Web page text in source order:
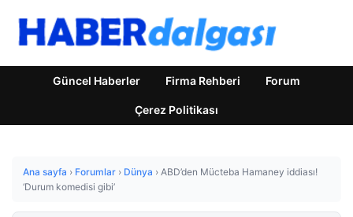
Güncel Haberler Firma Rehberi Forum
Çerez Politikası
Ana sayfa › Forumlar › Dünya › ABD’den Mücteba Hamaney iddiası!
‘Durum komedisi gibi’